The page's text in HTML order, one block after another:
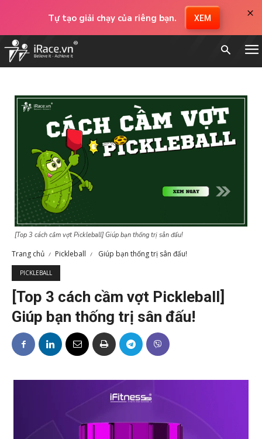
Tự tạo giải chạy của riêng bạn. XEM ×
[Top 3 cách cầm vợt Pickleball] Giúp bạn thống trị sân đấu!
Trang chủ Pickleball Giúp bạn thống trị sân đấu!
PICKLEBALL
[Top 3 cách cầm vợt Pickleball]
Giúp bạn thống trị sân đấu!